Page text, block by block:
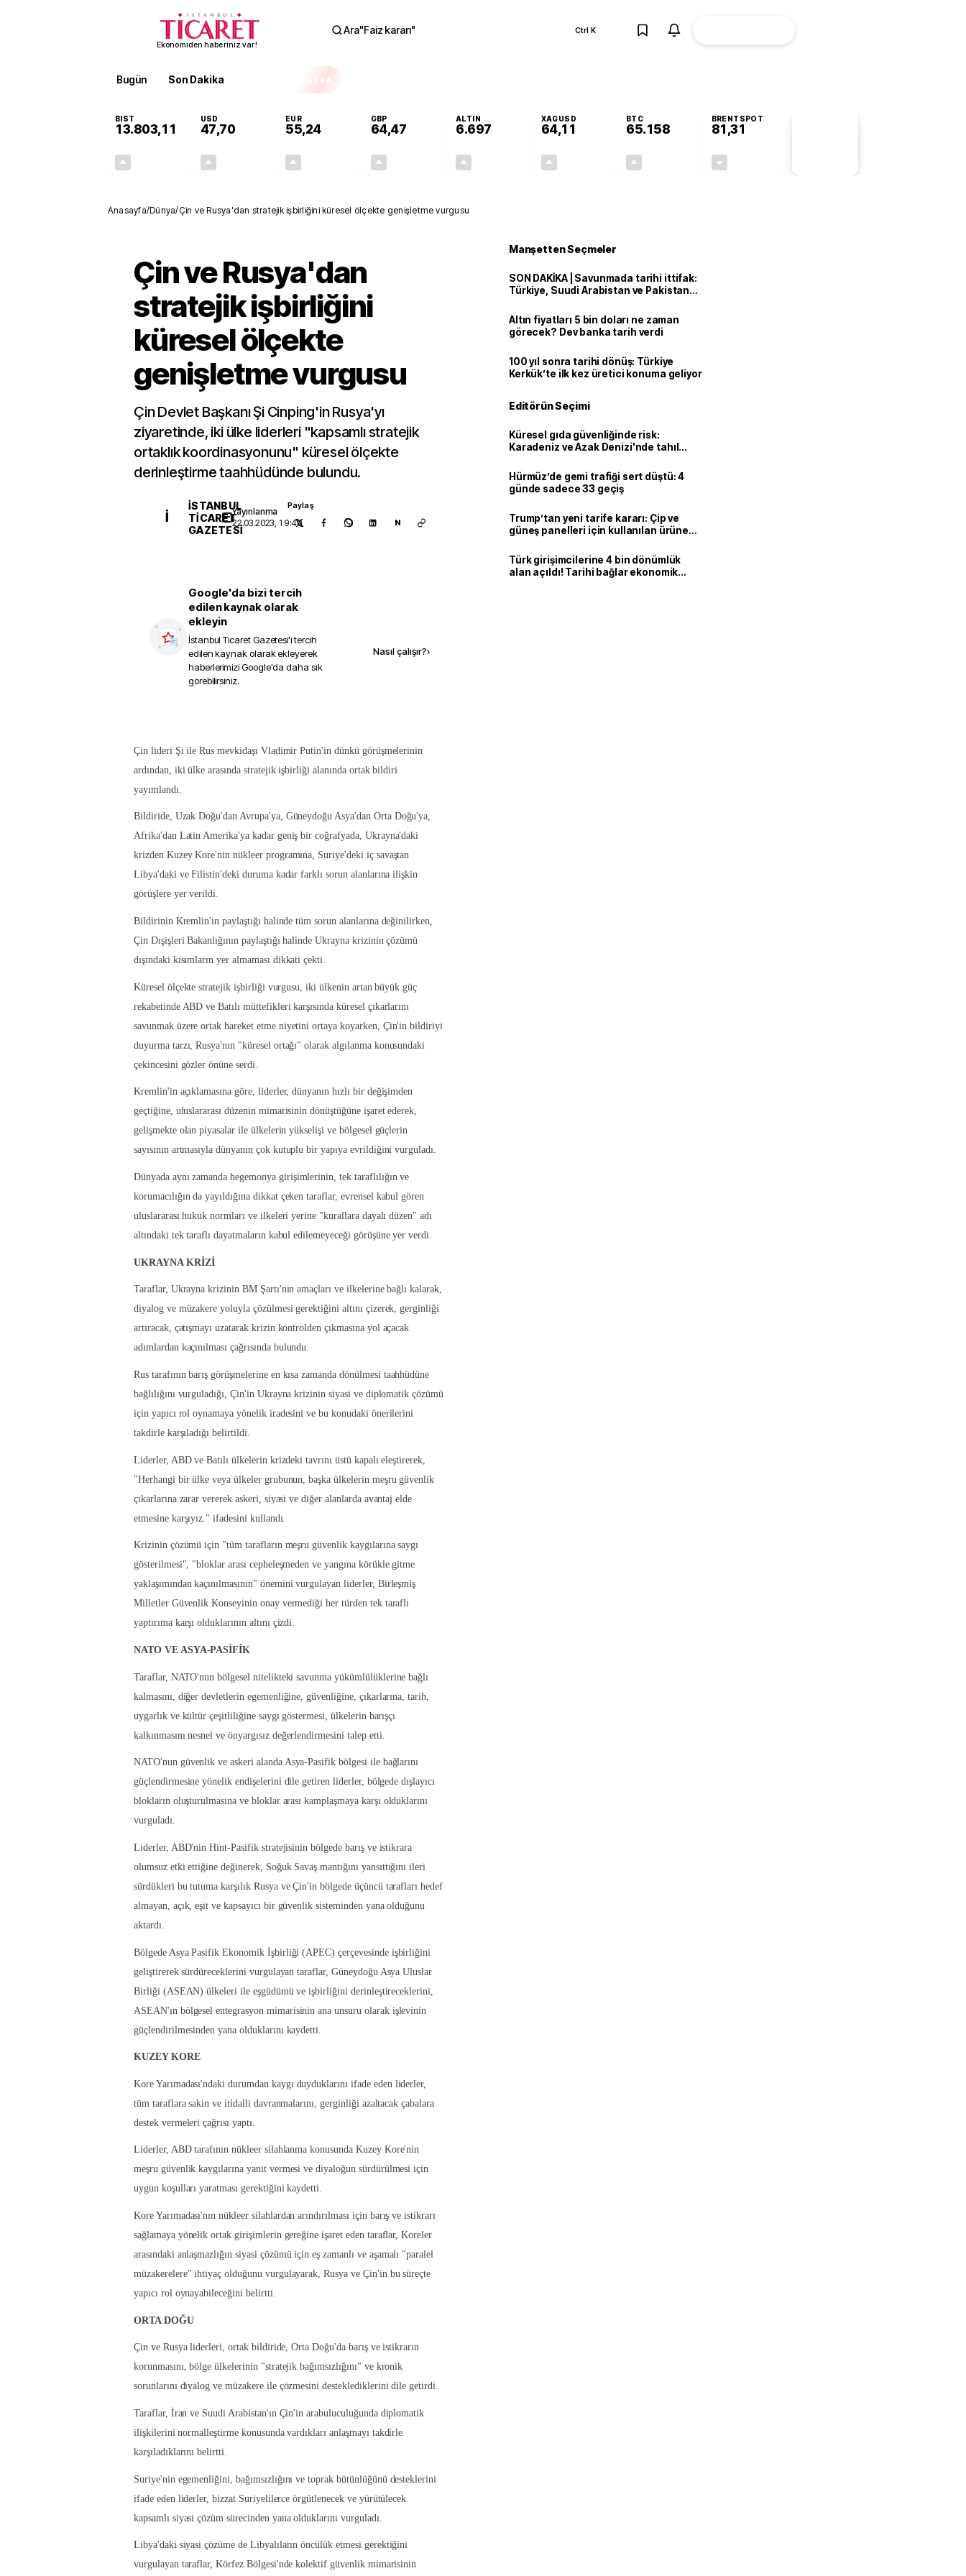
Ekonomiden haberiniz var!
Ara"Faiz kararı" Ctrl K
Bugün Son Dakika EKSTRA
BIST
13.803,11
USD
47,70
EUR
55,24
GBP
64,47
ALTIN
6.697
XAGUSD
64,11
BTC
65.158
BRENTSPOT
81,31
Anasayfa/Dünya/Çin ve Rusya'dan stratejik işbirliğini küresel ölçekte genişletme vurgusu
Çin ve Rusya'dan
stratejik işbirliğini
küresel ölçekte
genişletme vurgusu
Çin Devlet Başkanı Şi Cinping'in Rusya'yı
ziyaretinde, iki ülke liderleri "kapsamlı stratejik
ortaklık koordinasyonunu" küresel ölçekte
derinleştirme taahhüdünde bulundu.
İ
İSTANBUL
TICARET
GAZETESI
Yayınlanma
22.03.2023, 19:40
Paylaş
N
Google'da bizi tercih
edilen kaynak olarak
ekleyin
İstanbul Ticaret Gazetesi'i tercih
edilen kaynak olarak ekleyerek
haberlerimizi Google'da daha sık
görebilirsiniz.
Nasıl çalışır?›
Çin lideri Şi ile Rus mevkidaşı Vladimir Putin'in dünkü görüşmelerinin
ardından, iki ülke arasında stratejik işbirliği alanında ortak bildiri
yayımlandı.
Bildiride, Uzak Doğu'dan Avrupa'ya, Güneydoğu Asya'dan Orta Doğu'ya,
Afrika'dan Latin Amerika'ya kadar geniş bir coğrafyada, Ukrayna'daki
krizden Kuzey Kore'nin nükleer programına, Suriye'deki iç savaştan
Libya'daki ve Filistin'deki duruma kadar farklı sorun alanlarına ilişkin
görüşlere yer verildi.
Bildirinin Kremlin'in paylaştığı halinde tüm sorun alanlarına değinilirken,
Çin Dışişleri Bakanlığının paylaştığı halinde Ukrayna krizinin çözümü
dışındaki kısımların yer almaması dikkati çekti.
Küresel ölçekte stratejik işbirliği vurgusu, iki ülkenin artan büyük güç
rekabetinde ABD ve Batılı müttefikleri karşısında küresel çıkarlarını
savunmak üzere ortak hareket etme niyetini ortaya koyarken, Çin'in bildiriyi
duyurma tarzı, Rusya'nın "küresel ortağı" olarak algılanma konusundaki
çekincesini gözler önüne serdi.
Kremlin'in açıklamasına göre, liderler, dünyanın hızlı bir değişimden
geçtiğine, uluslararası düzenin mimarisinin dönüştüğüne işaret ederek,
gelişmekte olan piyasalar ile ülkelerin yükselişi ve bölgesel güçlerin
sayısının artmasıyla dünyanın çok kutuplu bir yapıya evrildiğini vurguladı.
Dünyada aynı zamanda hegemonya girişimlerinin, tek taraflılığın ve
korumacılığın da yayıldığına dikkat çeken taraflar, evrensel kabul gören
uluslararası hukuk normları ve ilkeleri yerine "kurallara dayalı düzen" adı
altındaki tek taraflı dayatmaların kabul edilemeyeceği görüşüne yer verdi.
UKRAYNA KRİZİ
Taraflar, Ukrayna krizinin BM Şartı'nın amaçları ve ilkelerine bağlı kalarak,
diyalog ve müzakere yoluyla çözülmesi gerektiğini altını çizerek, gerginliği
artıracak, çatışmayı uzatarak krizin kontrolden çıkmasına yol açacak
adımlardan kaçınılması çağrısında bulundu.
Rus tarafının barış görüşmelerine en kısa zamanda dönülmesi taahhüdüne
bağlılığını vurguladığı, Çin'in Ukrayna krizinin siyasi ve diplomatik çözümü
için yapıcı rol oynamaya yönelik iradesini ve bu konudaki önerilerini
takdirle karşıladığı belirtildi.
Liderler, ABD ve Batılı ülkelerin krizdeki tavrını üstü kapalı eleştirerek,
"Herhangi bir ülke veya ülkeler grubunun, başka ülkelerin meşru güvenlik
çıkarlarına zarar vererek askeri, siyasi ve diğer alanlarda avantaj elde
etmesine karşıyız." ifadesini kullandı.
Krizinin çözümü için "tüm tarafların meşru güvenlik kaygılarına saygı
gösterilmesi", "bloklar arası cepheleşmeden ve yangına körükle gitme
yaklaşımından kaçınılmasının" önemini vurgulayan liderler, Birleşmiş
Milletler Güvenlik Konseyinin onay vermediği her türden tek taraflı
yaptırıma karşı olduklarının altını çizdi.
NATO VE ASYA-PASİFİK
Taraflar, NATO'nun bölgesel nitelikteki savunma yükümlülüklerine bağlı
kalmasını, diğer devletlerin egemenliğine, güvenliğine, çıkarlarına, tarih,
uygarlık ve kültür çeşitliliğine saygı göstermesi, ülkelerin barışçı
kalkınmasını nesnel ve önyargısız değerlendirmesini talep etti.
NATO'nun güvenlik ve askeri alanda Asya-Pasifik bölgesi ile bağlarını
güçlendirmesine yönelik endişelerini dile getiren liderler, bölgede dışlayıcı
blokların oluşturulmasına ve bloklar arası kamplaşmaya karşı olduklarını
vurguladı.
Liderler, ABD'nin Hint-Pasifik stratejisinin bölgede barış ve istikrara
olumsuz etki ettiğine değinerek, Soğuk Savaş mantığını yansıttığını ileri
sürdükleri bu tutuma karşılık Rusya ve Çin'in bölgede üçüncü tarafları hedef
almayan, açık, eşit ve kapsayıcı bir güvenlik sisteminden yana olduğunu
aktardı.
Bölgede Asya Pasifik Ekonomik İşbirliği (APEC) çerçevesinde işbirliğini
geliştirerek sürdüreceklerini vurgulayan taraflar, Güneydoğu Asya Uluslar
Birliği (ASEAN) ülkeleri ile eşgüdümü ve işbirliğini derinleştireceklerini,
ASEAN'ın bölgesel entegrasyon mimarisinin ana unsuru olarak işlevinin
güçlendirilmesinden yana olduklarını kaydetti.
KUZEY KORE
Kore Yarımadası'ndaki durumdan kaygı duyduklarını ifade eden liderler,
tüm taraflara sakin ve itidalli davranmalarını, gerginliği azaltacak çabalara
destek vermeleri çağrısı yaptı.
Liderler, ABD tarafının nükleer silahlanma konusunda Kuzey Kore'nin
meşru güvenlik kaygılarına yanıt vermesi ve diyaloğun sürdürülmesi için
uygun koşulları yaratması gerektiğini kaydetti.
Kore Yarımadası'nın nükleer silahlardan arındırılması için barış ve istikrarı
sağlamaya yönelik ortak girişimlerin gereğine işaret eden taraflar, Koreler
arasındaki anlaşmazlığın siyasi çözümü için eş zamanlı ve aşamalı "paralel
müzakerelere" ihtiyaç olduğunu vurgulayarak, Rusya ve Çin'in bu süreçte
yapıcı rol oynayabileceğini belirtti.
ORTA DOĞU
Çin ve Rusya liderleri, ortak bildiride, Orta Doğu'da barış ve istikrarın
korunmasını, bölge ülkelerinin "stratejik bağımsızlığını" ve kronik
sorunlarını diyalog ve müzakere ile çözmesini desteklediklerini dile getirdi.
Taraflar, İran ve Suudi Arabistan'ın Çin'in arabuluculuğunda diplomatik
ilişkilerini normalleştirme konusunda vardıkları anlaşmayı takdirle
karşıladıklarını belirtti.
Suriye'nin egemenliğini, bağımsızlığını ve toprak bütünlüğünü desteklerini
ifade eden liderler, bizzat Suriyelilerce örgütlenecek ve yürütülecek
kapsamlı siyasi çözüm sürecinden yana olduklarını vurguladı.
Libya'daki siyasi çözüme de Libyalıların öncülük etmesi gerektiğini
vurgulayan taraflar, Körfez Bölgesi'nde kolektif güvenlik mimarisinin
Manşetten Seçmeler
SON DAKİKA | Savunmada tarihi ittifak:
Türkiye, Suudi Arabistan ve Pakistan
Altın fiyatları 5 bin doları ne zaman
görecek? Dev banka tarih verdi
100 yıl sonra tarihi dönüş: Türkiye
Kerkük’te ilk kez üretici konuma geliyor
Editörün Seçimi
Küresel gıda güvenliğinde risk:
Karadeniz ve Azak Denizi'nde tahıl
Hürmüz’de gemi trafiği sert düştü: 4
günde sadece 33 geçiş
Trump’tan yeni tarife kararı: Çip ve
güneş panelleri için kullanılan ürüne
Türk girişimcilerine 4 bin dönümlük
alan açıldı! Tarihi bağlar ekonomik